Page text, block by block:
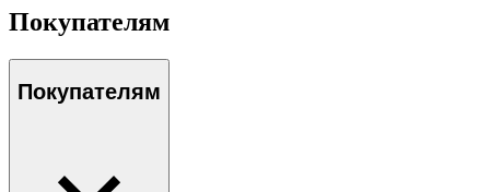
Покупателям
Покупателям